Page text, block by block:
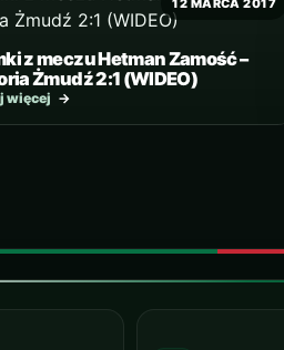
12 MARCA 2017
z meczu Hetman Zamość –
Żmudź 2:1 (WIDEO)
więcej →